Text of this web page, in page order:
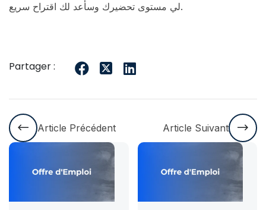
لي مستوى تحضيرك وسأعد لك اقتراح سريع.
Partager :
Article Précédent Article Suivant